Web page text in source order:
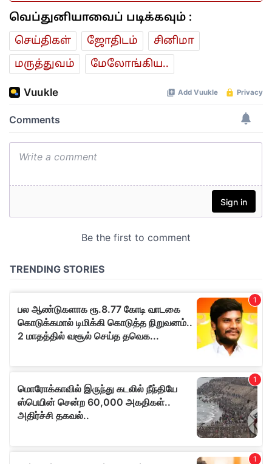
வெப்துனியாவைப் படிக்கவும் :
செய்திகள் ஜோ‌திட‌ம்
சினிமா
மரு‌த்துவ‌ம்
மேலோங்கிய..